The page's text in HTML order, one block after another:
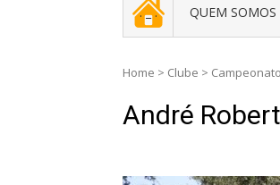
. _ . QUEM SOMOS
Home > Clube >
André